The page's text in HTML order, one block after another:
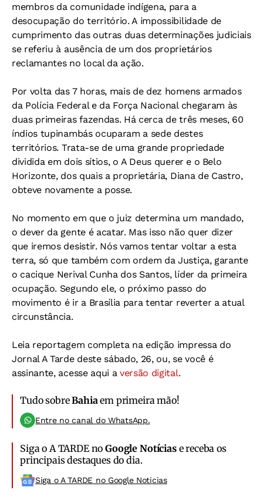
membros da comunidade indígena, para a
desocupação do território. A impossibilidade de
cumprimento das outras duas determinações judiciais
se referiu à ausência de um dos proprietários
reclamantes no local da ação.
Por volta das 7 horas, mais de dez homens armados
da Polícia Federal e da Força Nacional chegaram às
duas primeiras fazendas. Há cerca de três meses, 60
índios tupinambás ocuparam a sede destes
territórios. Trata-se de uma grande propriedade
dividida em dois sítios, o A Deus querer e o Belo
Horizonte, dos quais a proprietária, Diana de Castro,
obteve novamente a posse.
No momento em que o juiz determina um mandado,
o dever da gente é acatar. Mas isso não quer dizer
que iremos desistir. Nós vamos tentar voltar a esta
terra, só que também com ordem da Justiça, garante
o cacique Nerival Cunha dos Santos, líder da primeira
ocupação. Segundo ele, o próximo passo do
movimento é ir a Brasília para tentar reverter a atual
circunstância.
Leia reportagem completa na edição impressa do
Jornal A Tarde deste sábado, 26, ou, se você é
assinante, acesse aqui a versão digital.
Tudo sobreBahiaem primeira mão!
Entre no canal do WhatsApp.
Siga o A TARDE noGoogle Notíciase receba os
principais destaques do dia.
Siga o A TARDE no Google Noticias